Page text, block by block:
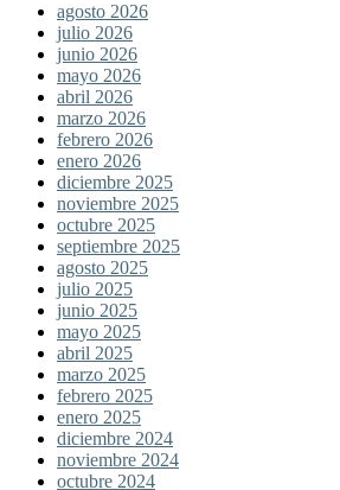
agosto 2026
julio 2026
junio 2026
mayo 2026
abril 2026
marzo 2026
febrero 2026
enero 2026
diciembre 2025
noviembre 2025
octubre 2025
septiembre 2025
agosto 2025
julio 2025
junio 2025
mayo 2025
abril 2025
marzo 2025
febrero 2025
enero 2025
diciembre 2024
noviembre 2024
octubre 2024